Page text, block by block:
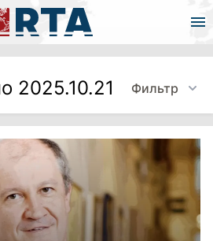
2025.10.21 Фильтр